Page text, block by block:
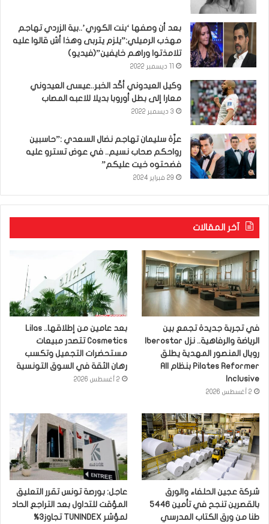
بعد أن وصفها ‘بنت الكوري’..بية الزردي تهاجم
مهذب الرميلي:”يلزم يتربى وهذا أش قالوا عليه
تلامذتوا وراهم خايفين”(فيديو)
وكيل العيدوني أكّد الخبر..عيسى العيدوني
معارا إلى بطل أوروبا بديلا للاعبه المصاب
3 ديسمبر 2022
عزّة سليمان تهاجم نضال السعدي :”حاسبين
رواحكم صحاب نسيم.. في عوض تسترو عليه
فضحتوه خيت عليكم”
29 فبراير 2024
آخر المقالات
في تجربة جديدة تجمع بين
رويال المنصور المهدية يطلق
Pilates Reformer بنظام All
Inclusive
2 أغسطس 2026
بعد عامين من إطلاقها.. Lilas
Cosmetics تتصدر مبيعات
مستحضرات التجميل وتكسب
رهان الثقة في السوق التونسية
2 أغسطس 2026
شركة عجين الحلفاء والورق
بالقصرين تنجح في تأمين 5446
طنا من ورق الكتاب المدرسي
عاجل: بورصة تونس تقرر التعليق
المؤقت للتداول بعد التراجع الحاد
لمؤشر TUNINDEX تجاوز3%